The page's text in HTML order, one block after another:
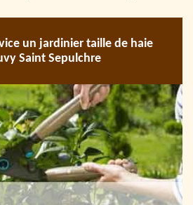
un jardinier taille de haie
Saint Sepulchre